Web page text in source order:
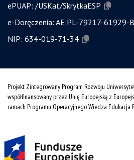
ePUAP: /USKat/SkrytkaESP
e-Doręczenia: AE:PL-79217-61929-
NIP: 634-019-71-34
Projekt Zintegrowany Program Rozwoju
współfinansowany przez Unię Europejską z
ramach Programu Operacyjnego Wiedza Edukacja